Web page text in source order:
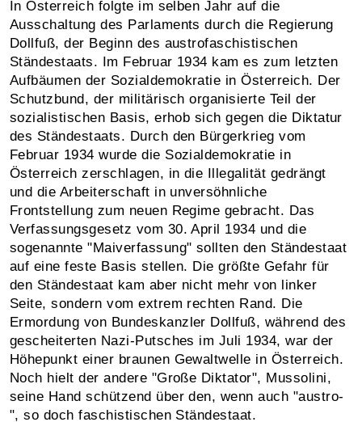
In Österreich folgte im selben Jahr auf die
Ausschaltung des Parlaments durch die Regierung
Dollfuß, der Beginn des austrofaschistischen
Ständestaats. Im Februar 1934 kam es zum letzten
Aufbäumen der Sozialdemokratie in Österreich. Der
Schutzbund, der militärisch organisierte Teil der
sozialistischen Basis, erhob sich gegen die Diktatur
des Ständestaats. Durch den Bürgerkrieg vom
Februar 1934 wurde die Sozialdemokratie in
Österreich zerschlagen, in die Illegalität gedrängt
und die Arbeiterschaft in unversöhnliche
Frontstellung zum neuen Regime gebracht. Das
Verfassungsgesetz vom 30. April 1934 und die
sogenannte "Maiverfassung" sollten den Ständestaat
auf eine feste Basis stellen. Die größte Gefahr für
den Ständestaat kam aber nicht mehr von linker
Seite, sondern vom extrem rechten Rand. Die
Ermordung von Bundeskanzler Dollfuß, während des
gescheiterten Nazi-Putsches im Juli 1934, war der
Höhepunkt einer braunen Gewaltwelle in Österreich.
Noch hielt der andere "Große Diktator", Mussolini,
seine Hand schützend über den, wenn auch "austro-
", so doch faschistischen Ständestaat.